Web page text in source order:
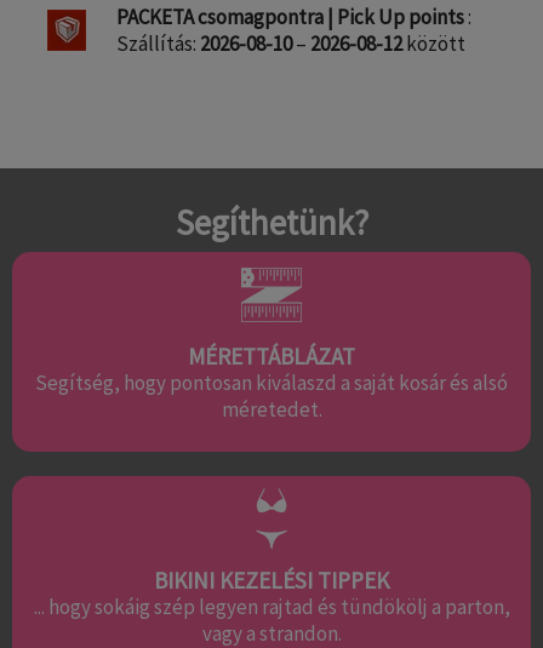
PACKETA csomagpontra | Pick Up points:
Szállítás: 2026-08-10– 2026-08-12között
Segíthetünk?
MÉRETTÁBLÁZAT
Segítség, hogy pontosan kiválaszd a saját kosár és alsó
méretedet.
BIKINI KEZELÉSI TIPPEK
... hogy sokáig szép legyen rajtad és tündökölj a parton,
vagy a strandon.